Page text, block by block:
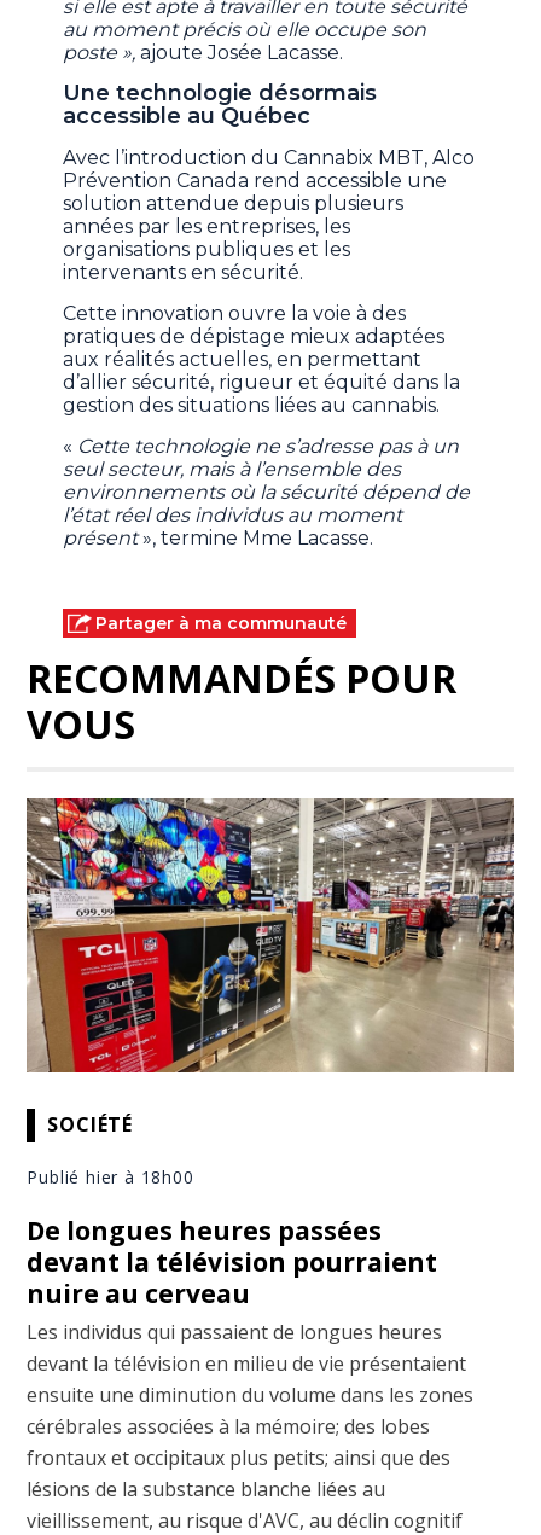
si elle est apte à travailler en toute sécurité
au moment précis où elle occupe son
poste »,ajoute Josée Lacasse.
Une technologie désormais
accessible au Québec
Avec l’introduction du Cannabix MBT, Alco
Prévention Canada rend accessible une
solution attendue depuis plusieurs
années par les entreprises, les
organisations publiques et les
intervenants en sécurité.
Cette innovation ouvre la voie à des
pratiques de dépistage mieux adaptées
aux réalités actuelles, en permettant
d’allier sécurité, rigueur et équité dans la
gestion des situations liées au cannabis.
« Cette technologie ne s’adresse pas à un
seul secteur, mais à l’ensemble des
environnements où la sécurité dépend de
l’état réel des individus au moment
présent», termine Mme Lacasse.
Partager à ma communauté
RECOMMANDÉS POUR
VOUS
SOCIÉTÉ
Publié hier à 18h00
De longues heures passées
devant la télévision pourraient
nuire au cerveau
Les individus qui passaient de longues heures
devant la télévision en milieu de vie présentaient
ensuite une diminution du volume dans les zones
cérébrales associées à la mémoire; des lobes
frontaux et occipitaux plus petits; ainsi que des
lésions de la substance blanche liées au
vieillissement, au risque d'AVC, au déclin cognitif